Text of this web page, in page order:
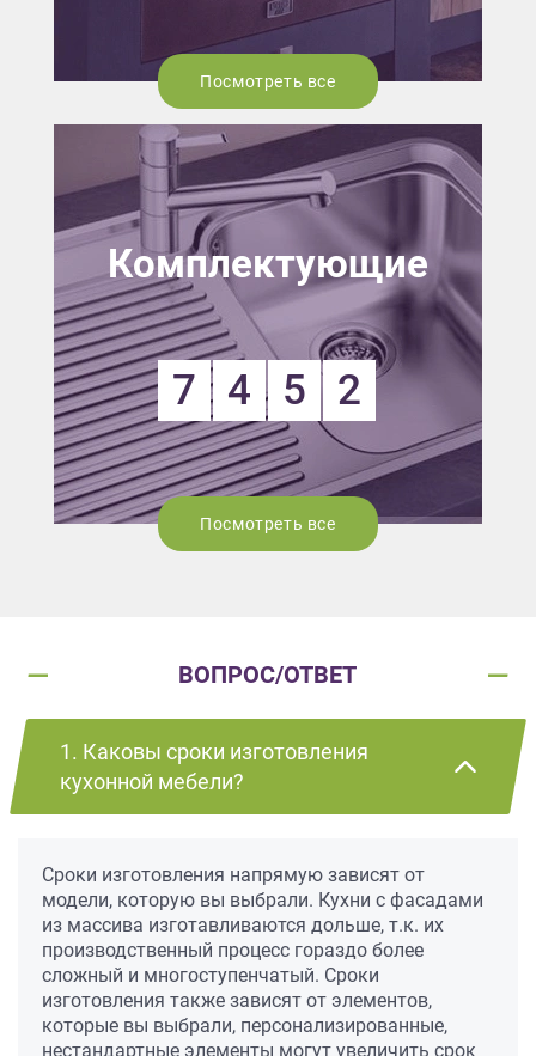
Посмотреть все
Комплектующие
7 4 5 2
Посмотреть все
ВОПРОС/ОТВЕТ
1. Каковы сроки изготовления
кухонной мебели?
Сроки изготовления напрямую зависят от
модели, которую вы выбрали. Кухни с фасадами
из массива изготавливаются дольше, т.к. их
производственный процесс гораздо более
сложный и многоступенчатый. Сроки
изготовления также зависят от элементов,
которые вы выбрали, персонализированные,
нестандартные элементы могут увеличить срок